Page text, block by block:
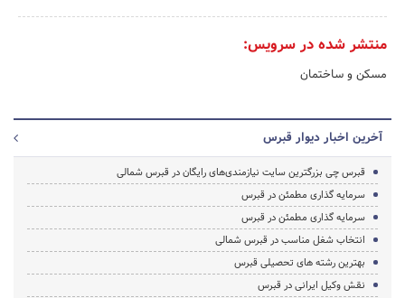
منتشر شده در سرویس:
مسکن و ساختمان
آخرین اخبار دیوار قبرس
قبرس چی بزرگترین سایت نیازمندی‌های رایگان در قبرس شمالی
سرمایه گذاری مطمئن در قبرس
سرمایه گذاری مطمئن در قبرس
انتخاب شغل مناسب در قبرس شمالی
بهترین رشته های تحصیلی قبرس
نقش وکیل ایرانی در قبرس